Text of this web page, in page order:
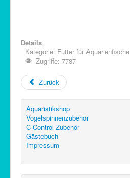
Details
Kategorie: Futter für Aquarienfische
Zugriffe: 7787
Zurück
Aquaristikshop
Vogelspinnenzubehör
C-Control Zubehör
Gästebuch
Impressum